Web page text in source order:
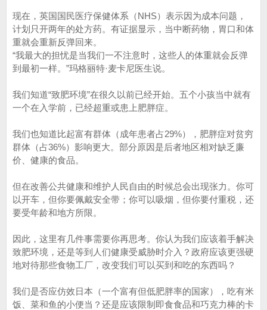
现在，英国国民医疗保健体系（NHS）表示因为成本问题，
计划只开两年的处方药。有证据显示，当中断药物，胃口和体
重就会重新反弹回来。
“我最大的担忧是当我们一不注意时，这些人的体重就会反弹
到最初一样。”玛格丽特·麦卡尼医生说。
我们知道“致肥环境”在很久以前已经开始。五个小孩当中就有
一个在入学前，已经超重或患上肥胖症。
我们也知道比起富有群体（成年患者占29%），肥胖症对贫穷
群体（占36%）影响更大。部分原因是后者地区相对缺乏廉
价、健康的食品。
但在改善公共健康和维护人民自由的时候总会出现张力。你可
以开车，但你要佩戴安全带；你可以吸烟，但你要付重税，还
要受年龄和地方所限。
因此，这里有几件事需要你再思考。你认为我们应该着手解决
致肥环境，还是等到人们健康受威胁时介入？政府应该更强硬
地对待那些食物工厂，改变我们可以买到和吃的东西吗？
我们是否应仿效日本（一个富有但低肥胖率的国家），吃有米
饭、菜和鱼的小便当？还是应该限制即食食品和巧克力棒的卡